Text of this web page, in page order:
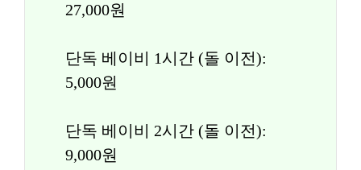
27,000원
단독 베이비 1시간 (돌 이전):
5,000원
단독 베이비 2시간 (돌 이전):
9,000원